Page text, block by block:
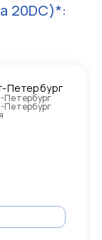
20DC)*:
Петербург
Петербург
Петербург